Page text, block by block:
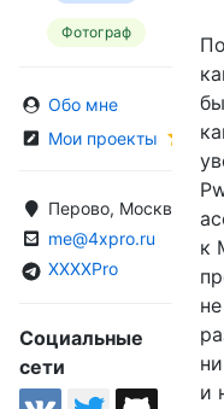
Фотограф
Обо мне
Мои проекты
Перово, Москва,
me@4xpro.ru
XXXXPro
Социальные
сети
к
и